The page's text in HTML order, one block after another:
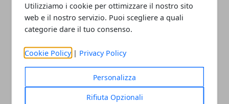
Utilizziamo i cookie per ottimizzare il nostro sito
web e il nostro servizio. Puoi scegliere a quali
categorie dare il tuo consenso.
Cookie Policy | Privacy Policy
Personalizza
Rifiuta Opzionali
Ciclismo del 25 novembre
2014
riecco via Roma